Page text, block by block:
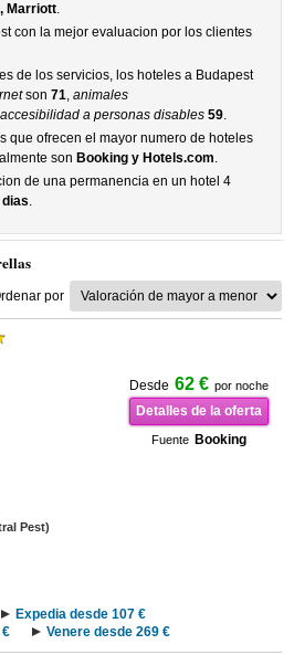
Marriott.
con la mejor evaluacion por los clientes
de los servicios, los hoteles a Budapest
son71,animales
accesibilidad a personas disables 59.
que ofrecen el mayor numero de hoteles
son Booking y Hotels.com.
de una permanencia en un hotel 4
dias.
por
Desde 62 € por noche
Detalles de la oferta
Fuente Booking
Pest)
Expedia desde 107 €
€
Venere desde 269 €